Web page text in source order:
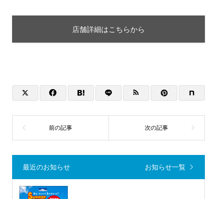
店舗詳細はこちらから
最近のお知らせ お知らせ一覧